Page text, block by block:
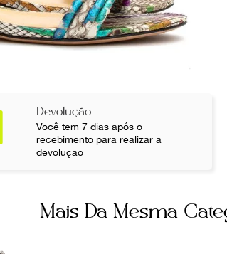
Devolução
Você tem 7 dias após o
recebimento para realizar a
devolução
Mais Da Mesma